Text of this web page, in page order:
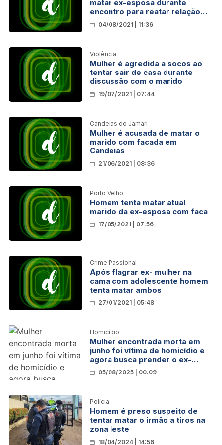
matar ex-esposa durante
encontro para reatar relação
em Porto Velho
04/08/2021 | 11:36
Violência
Mulher é agredida a socos ao
tentar sair de casa durante
discussão com o marido
19/07/2021 | 07:44
Candeias do Jamari
Mulher é acusada de matar o
marido com facada em
Candeias
21/06/2021 | 08:36
Porto Velho
Homem tenta matar atual
marido da ex-esposa com faca
17/05/2021 | 07:56
Crime Passional
Após flagrar ex- mulher na
cama com adolescente homem
tenta matar ambos
27/01/2021 | 05:48
Homicídio
Mulher encontrada morta em
junho foi vítima de homicídio e
agora busca prender o ex-
marido
05/08/2025 | 00:09
Polícia
Homem é preso suspeito de
tentar matar o irmão a tiros na
zona leste
18/04/2024 | 14:56